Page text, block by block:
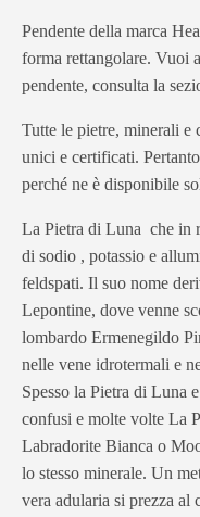
Pendente della marca
forma rettangolare. Vuoi
pendente, consulta la
Tutte le pietre, minerali
unici e certificati.
perché ne è disponibile
La Pietra di Luna che in
di sodio , potassio e
feldspati. Il suo nome
Lepontine, dove venne
lombardo Ermenegildo
nelle vene idrotermali e
Spesso la Pietra di Luna
confusi e molte volte La
Labradorite Bianca o
lo stesso minerale. Un
vera adularia si prezza al